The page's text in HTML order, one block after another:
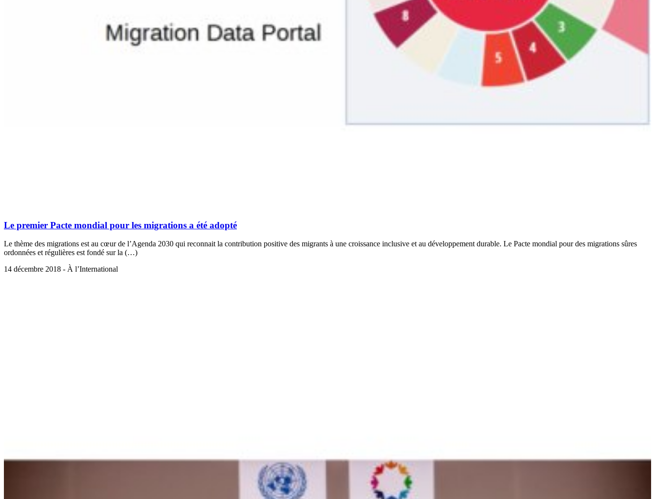
Le premier Pacte mondial pour les migrations a été adopté
Le thème des migrations est au cœur de l’Agenda 2030 qui reconnait la contribution positive des migrants à une croissance inclusive et au développement durable. Le Pacte mondial pour des migrations sûres
ordonnées et régulières est fondé sur la (…)
14 décembre 2018 - À l’International